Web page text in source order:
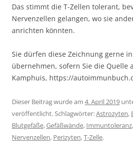
Das stimmt die T-Zellen tolerant,
Nervenzellen gelangen, wo sie
anrichten könnten.
Sie dürfen diese Zeichnung gerne
übernehmen, sofern Sie die Quelle
Kamphuis, https://
Dieser Beitrag wurde am 4. April 2019
veröffentlicht. Schlagwörter:Astrozyten,
Blutgefäße,Gefäßwände, Immuntoleranz,
Nervenzellen, Perizyten,T-Zelle.